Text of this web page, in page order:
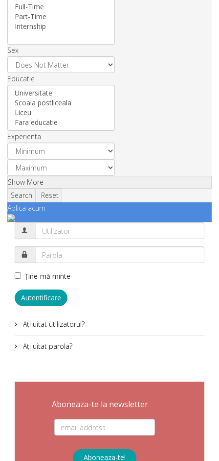
Sex
Educatie
Experienta
Show More
Search
Reset
Aplica acum
Ţine-mă minte
Autentificare
Aţi uitat utilizatorul?
Aţi uitat parola?
Aboneaza-te la newsletter